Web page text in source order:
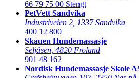
66 79 75 00 Stengt
PetVett Sandvika
Industriveien 2 1337 Sandvika
400 12 800
Skauen Hundemassasje
Seljåsen 4820 Froland
901 48 162
Nordisk Hundemassasje Skole